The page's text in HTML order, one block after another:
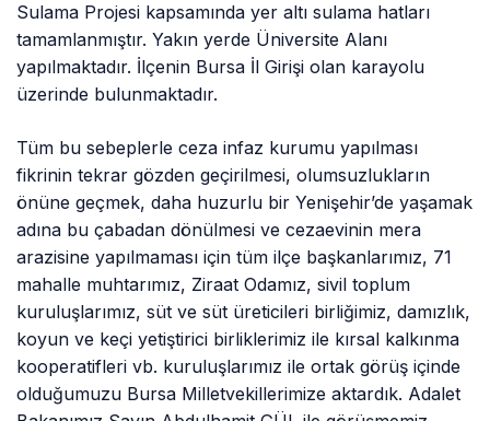
Sulama Projesi kapsamında yer altı sulama hatları
tamamlanmıştır. Yakın yerde Üniversite Alanı
yapılmaktadır. İlçenin Bursa İl Girişi olan karayolu
üzerinde bulunmaktadır.
Tüm bu sebeplerle ceza infaz kurumu yapılması
fikrinin tekrar gözden geçirilmesi, olumsuzlukların
önüne geçmek, daha huzurlu bir Yenişehir’de yaşamak
adına bu çabadan dönülmesi ve cezaevinin mera
arazisine yapılmaması için tüm ilçe başkanlarımız, 71
mahalle muhtarımız, Ziraat Odamız, sivil toplum
kuruluşlarımız, süt ve süt üreticileri birliğimiz, damızlık,
koyun ve keçi yetiştirici birliklerimiz ile kırsal kalkınma
kooperatifleri vb. kuruluşlarımız ile ortak görüş içinde
olduğumuzu Bursa Milletvekillerimize aktardık. Adalet